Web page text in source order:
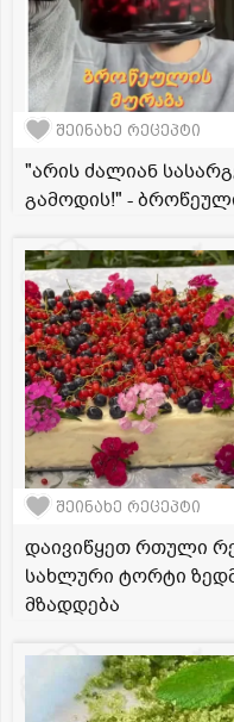
შეინახე რეცეპტი
"არის ძალიან
გამოდის!" -
შეინახე რეცეპტი
დაივიწყეთ რთული
სახლური ტორტი
მზადდება